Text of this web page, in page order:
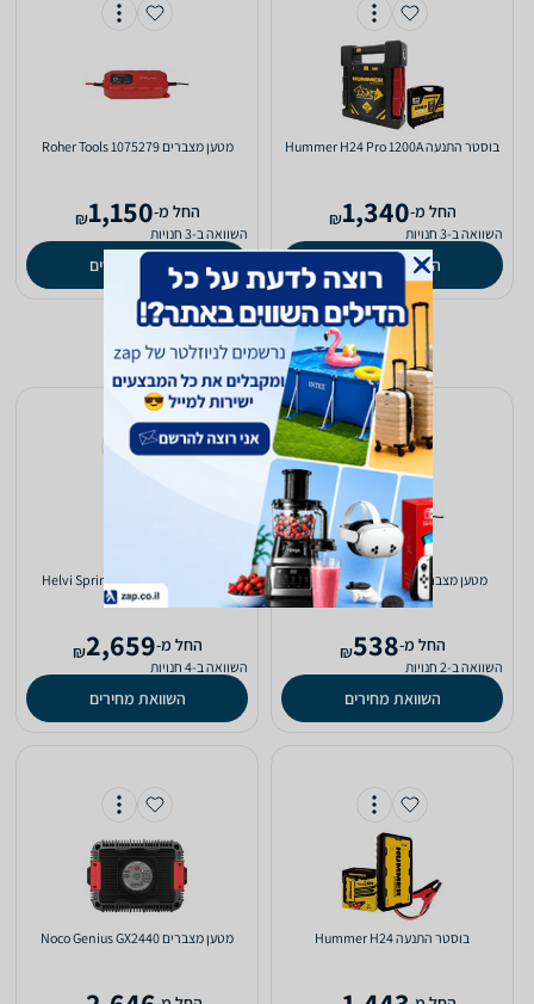
‏בוסטר התנעה Hummer H24 Pro 1200A
‫החל מ-1,340
₪
השוואה ב-3 חנויות
השוואת מחירים
‏מטען מצברים 1075279 Roher Tools
‫החל מ-1,150
₪
השוואה ב-3 חנויות
השוואת מחירים
‏מטען מצברים 1075081 Roher Tools
‫החל מ-538
₪
השוואה ב-2 חנויות
השוואת מחירים
‏בוסטר התנעה Helvi SprintCar 640
‫החל מ-2,659
₪
השוואה ב-4 חנויות
השוואת מחירים
‏בוסטר התנעה Hummer H24 ‏מטען מצברים Noco Genius GX2440